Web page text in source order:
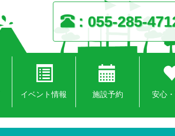
イベント情報 施設予約 安心
055-285-